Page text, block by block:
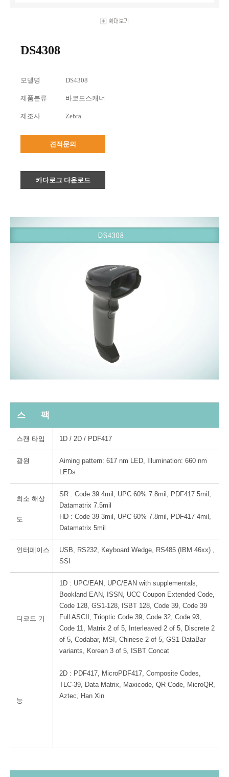
DS4308
모델명 DS4308
제품분류 바코드스캐너
제조사 Zebra
견적문의
카다로그 다운로드
스 팩
스캔 타입 1D / 2D / PDF417
광원
Aiming pattern: 617 nm LED, Illumination: 660 nm
LEDs
최소 해상
도
SR : Code 39 4mil, UPC 60% 7.8mil, PDF417 5mil,
Datamatrix 7.5mil
HD : Code 39 3mil, UPC 60% 7.8mil, PDF417 4mil,
Datamatrix 5mil
인터페이스
USB, RS232, Keyboard Wedge, RS485 (IBM 46xx) ,
SSI
디코드 기
능
1D : UPC/EAN, UPC/EAN with supplementals,
Bookland EAN, ISSN, UCC Coupon Extended Code,
Code 128, GS1-128, ISBT 128, Code 39, Code 39
Full ASCII, Trioptic Code 39, Code 32, Code 93,
Code 11, Matrix 2 of 5, Interleaved 2 of 5, Discrete 2
of 5, Codabar, MSI, Chinese 2 of 5, GS1 DataBar
variants, Korean 3 of 5, ISBT Concat
2D : PDF417, MicroPDF417, Composite Codes,
TLC-39, Data Matrix, Maxicode, QR Code, MicroQR,
Aztec, Han Xin